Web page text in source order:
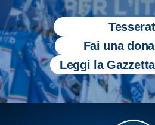
Fai una
Leggi la